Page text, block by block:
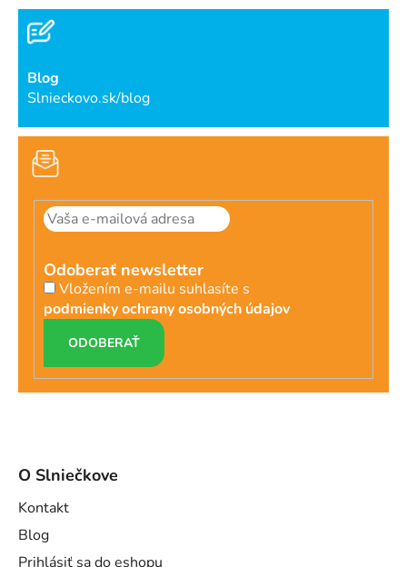
Blog
Slnieckovo.sk/blog
Odoberať newsletter
Vložením e-mailu suhlasíte s
podmienky ochrany osobných údajov
PRIHLÁSIŤ
SA
O Slniečkove
Kontakt
Blog
Prihlásiť sa do eshopu